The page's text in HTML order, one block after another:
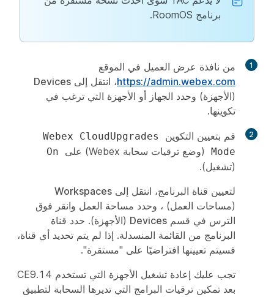
برنامج RoomOS.
1
من نافذة عرض العميل في الموقع
https://admin.webex.com، انتقل إلى Devices
(الأجهزة) وحدد الجهاز أو الأجهزة التي ترغب في
تكوينها.
2 قم بتعيين التكوين
Webex CloudUpgrades
Mode
(وضع ترقيات سحابة Webex) على On
(تشغيل).
لتعيين قناة البرنامج، انتقل إلى Workspaces
(مساحات العمل) ، وحدد مساحة العمل وانقر فوق
الترس في قسم Devices (الأجهزة). حدد قناة
البرنامج من القائمة المنسدلة. إذا لم يتم تحديد أي قناة،
فسيتم تعيينها افتراضيًا على "مستقرة".
تجب عليك إعادة تشغيل الأجهزة التي تستخدم CE9.14
بعد تمكين ترقيات البرامج التي تديرها السحابة لتطبيق